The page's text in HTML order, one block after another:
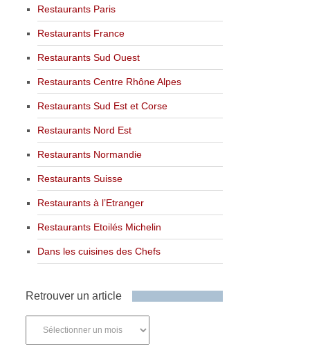
Restaurants Paris
Restaurants France
Restaurants Sud Ouest
Restaurants Centre Rhône Alpes
Restaurants Sud Est et Corse
Restaurants Nord Est
Restaurants Normandie
Restaurants Suisse
Restaurants à l’Etranger
Restaurants Etoilés Michelin
Dans les cuisines des Chefs
Retrouver un article